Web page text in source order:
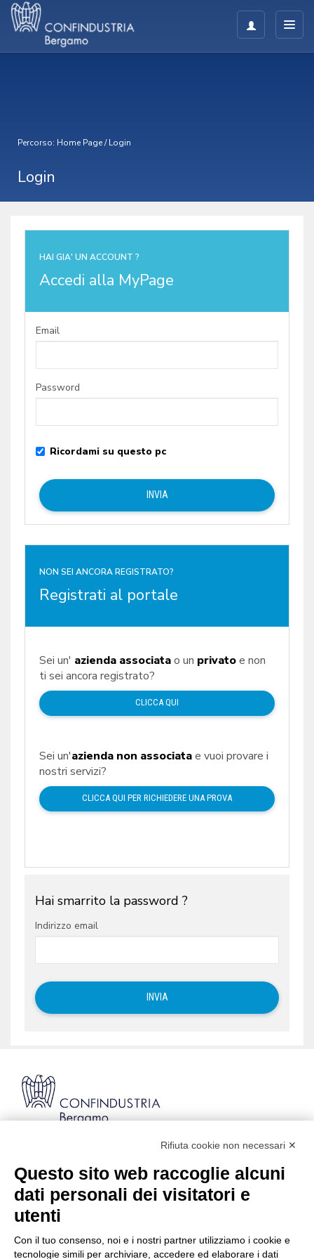
Percorso: Home Page/Login
Login
NON SEI ANCORA REGISTRATO?
Registrati al portale
Sei un' azienda associatao un privatoe non
ti sei ancora registrato?
CLICCA QUI
Sei un'azienda non associatae vuoi provare i
nostri servizi?
CLICCA QUI PER RICHIEDERE UNA PROVA
HAI GIA' UN ACCOUNT ?
Accedi alla MyPage
Email
Password
Ricordami su questo pc
Hai smarrito la password ?
Indirizzo email
Codice Fiscale: 80021750163 | PEC:
info@pec.confindustriabergamo.it
CONFINDUSTRIA BERGAMO
Rifiuta cookie non necessari ✕
Questo sito web raccoglie alcuni
dati personali dei visitatori e
utenti
Con il tuo consenso, noi e i nostri partner utilizziamo i cookie e
tecnologie simili per archiviare, accedere ed elaborare i dati